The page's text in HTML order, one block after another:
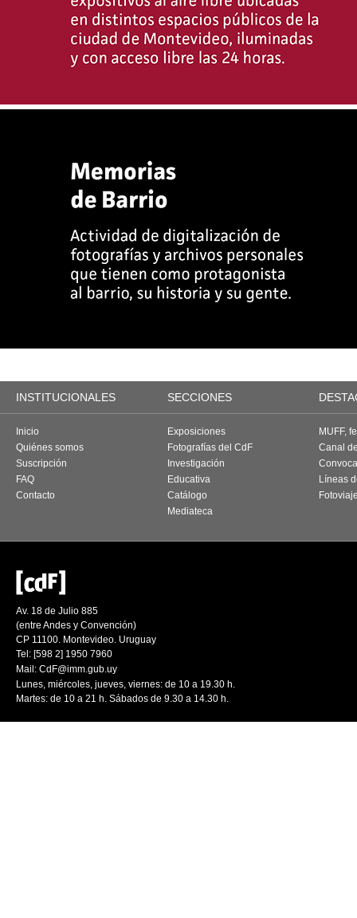
INSTITUCIONALES SECCIONES
Inicio
Quiénes somos
Suscripción
FAQ
Contacto
Exposiciones
Fotografías del CdF
Investigación
Educativa
Catálogo
Mediateca
MUFF,
Canal
Líneas
Av. 18 de Julio 885
(entre Andes y Convención)
CP 11100. Montevideo. Uruguay
Tel: [598 2] 1950 7960
Mail: CdF@imm.gub.uy
Lunes, miércoles, jueves, viernes: de 10 a 19.30 h.
Martes: de 10 a 21 h. Sábados de 9.30 a 14.30 h.